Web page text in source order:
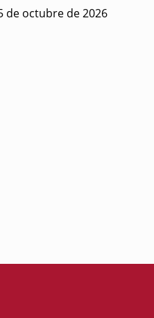
de octubre de 2026